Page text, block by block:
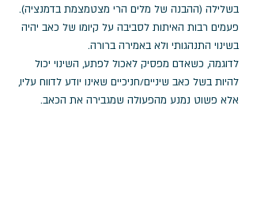
בשלילה (ההבנה של מלים הרי מצטמצמת בדמנציה).
פעמים רבות האיתות לסביבה על קיומו של כאב יהיה
בשינוי התנהגותי ולא באמירה ברורה.
לדוגמה, כשאדם מפסיק לאכול לפתע, השינוי יכול
להיות בשל כאב שיניים/חניכיים שאינו יודע לדווח עליו,
אלא פשוט נמנע מהפעולה שמגבירה את הכאב.